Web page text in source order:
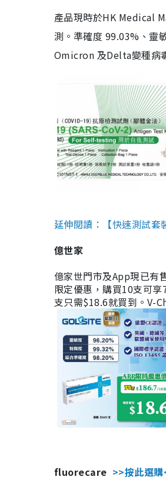
產品現時於HK Medical
測。準確度 99.03%、靈
Omicron 及Delta變種病
延伸閱讀：【快速測試
億世家
億家世門市及App現已有
限定優惠，購買10支可
支只需$18.6就買到。V-
fluorecare >>按此選購